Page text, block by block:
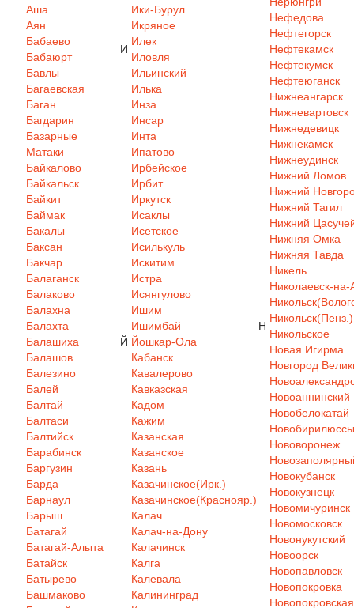
Аша
Аян
Бабаево
Бабаюрт
Бавлы
Багаевская
Баган
Багдарин
Базарные
Матаки
Байкалово
Байкальск
Байкит
Баймак
Бакалы
Баксан
Бакчар
Балаганск
Балаково
Балахна
Балахта
Балашиха
Балашов
Балезино
Балей
Балтай
Балтаси
Балтийск
Барабинск
Баргузин
Барда
Барнаул
Барыш
Батагай
Батагай-Алыта
Батайск
Батырево
Башмаково
И
Ики-Бурул
Икряное
Илек
Иловля
Ильинский
Илька
Инза
Инсар
Инта
Ипатово
Ирбейское
Ирбит
Иркутск
Исаклы
Исетское
Исилькуль
Искитим
Истра
Исянгулово
Ишим
Ишимбай
Й Йошкар-Ола
Кабанск
Кавалерово
Кавказская
Кадом
Кажим
Казанская
Казанское
Казань
Казачинское(Ирк.)
Казачинское(Краснояр.)
Калач
Калач-на-Дону
Калачинск
Калга
Калевала
Калининград
Н
Нефедова
Нефтегорск
Нефтекамск
Нефтекумск
Нефтеюганск
Нижнеангарск
Нижневартовск
Нижнедевицк
Нижнекамск
Нижнеудинск
Нижний Ломов
Нижний
Нижний Тагил
Нижний
Нижняя Омка
Нижняя Тавда
Никель
Николаевск-
Никольск(Пенз.)
Никольское
Новая Игирма
Новгород
Новоаннинский
Новобелокатай
Новобирилюссы
Нововоронеж
Новокубанск
Новокузнецк
Новомичуринск
Новомосковск
Новонукутский
Новоорск
Новопавловск
Новопокровка
Новопокровская